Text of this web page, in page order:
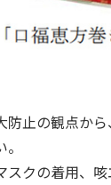
止の観点か
スクの着用、